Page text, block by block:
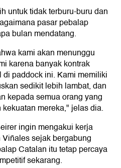
untuk tidak terburu-buru dan
pasar pebalap
bulan mendatang.
kami akan menunggu
karena banyak kontrak
paddock ini. Kami memiliki
sedikit lebih lambat, dan
kepada semua orang yang
mereka," jelas dia.
ingin mengakui kerja
sejak bergabung
Catalan itu tetap percaya
sekarang.